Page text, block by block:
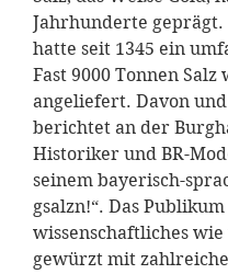
Jahrhunderte geprägt.
hatte seit 1345 ein
Fast 9000 Tonnen
angeliefert. Davon
berichtet an der
Historiker und BR-
seinem bayerisch-
gsalzn!“. Das
wissenschaftliches
gewürzt mit